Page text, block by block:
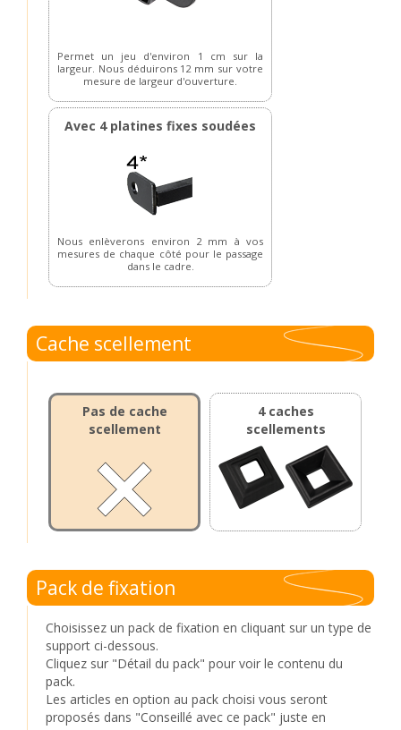
Permet un jeu d'environ 1 cm sur la
largeur. Nous déduirons 12 mm sur votre
mesure de largeur d'ouverture.
Avec 4 platines fixes soudées
Nous enlèverons environ 2 mm à vos
mesures de chaque côté pour le passage
dans le cadre.
Cache scellement
Pas de cache
scellement
4 caches
scellements
Pack de fixation
Choisissez un pack de fixation en cliquant sur un type de
support ci-dessous.
Cliquez sur "Détail du pack" pour voir le contenu du
pack.
Les articles en option au pack choisi vous seront
proposés dans "Conseillé avec ce pack" juste en